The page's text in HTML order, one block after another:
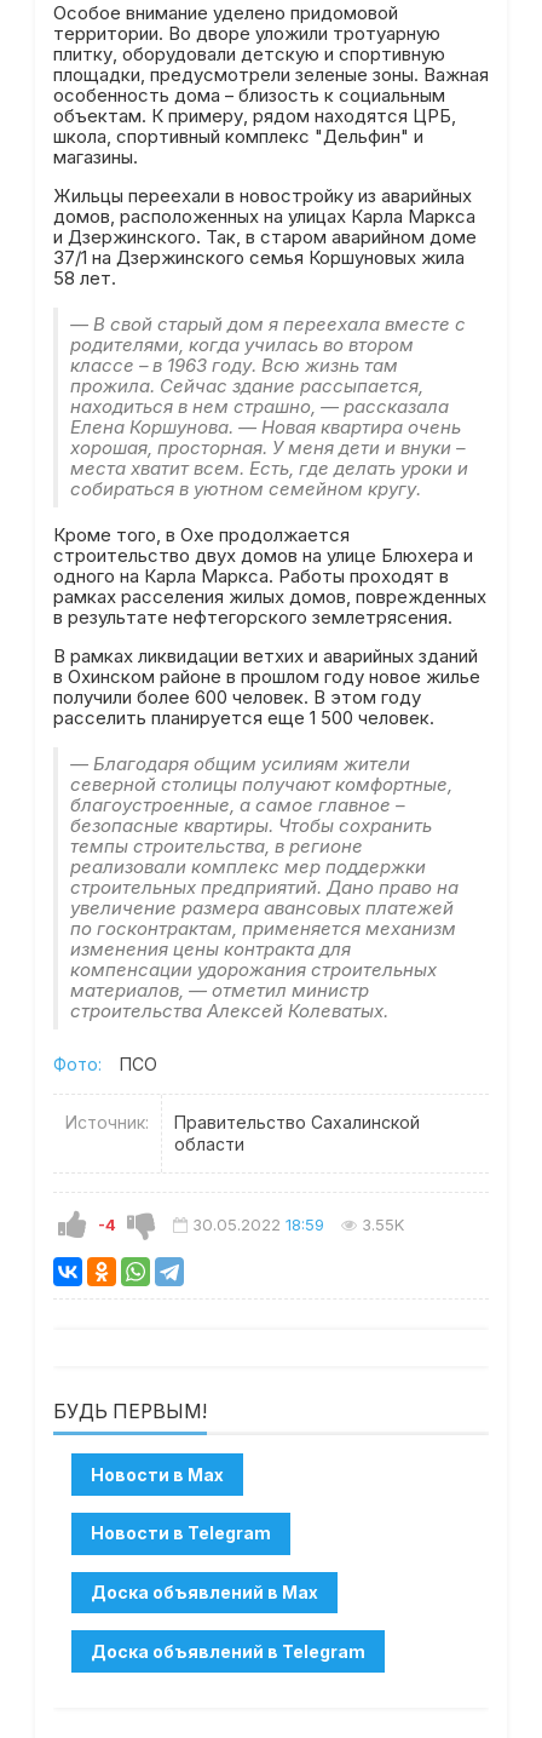
Особое внимание уделено придомовой
территории. Во дворе уложили тротуарную
плитку, оборудовали детскую и спортивную
площадки, предусмотрели зеленые зоны. Важная
особенность дома – близость к социальным
объектам. К примеру, рядом находятся ЦРБ,
школа, спортивный комплекс "Дельфин" и
магазины.
Жильцы переехали в новостройку из аварийных
домов, расположенных на улицах Карла Маркса
и Дзержинского. Так, в старом аварийном доме
37/1 на Дзержинского семья Коршуновых жила
58 лет.
— В свой старый дом я переехала вместе с
родителями, когда училась во втором
классе – в 1963 году. Всю жизнь там
прожила. Сейчас здание рассыпается,
находиться в нем страшно, — рассказала
Елена Коршунова. — Новая квартира очень
хорошая, просторная. У меня дети и внуки –
места хватит всем. Есть, где делать уроки и
собираться в уютном семейном кругу.
Кроме того, в Охе продолжается
строительство двух домов на улице Блюхера и
одного на Карла Маркса. Работы проходят в
рамках расселения жилых домов, поврежденных
в результате нефтегорского землетрясения.
В рамках ликвидации ветхих и аварийных зданий
в Охинском районе в прошлом году новое жилье
получили более 600 человек. В этом году
расселить планируется еще 1 500 человек.
— Благодаря общим усилиям жители
северной столицы получают комфортные,
благоустроенные, а самое главное –
безопасные квартиры. Чтобы сохранить
темпы строительства, в регионе
реализовали комплекс мер поддержки
строительных предприятий. Дано право на
увеличение размера авансовых платежей
по госконтрактам, применяется механизм
изменения цены контракта для
компенсации удорожания строительных
материалов, — отметил министр
строительства Алексей Колеватых.
Фото: ПСО
Источник:
Правительство Сахалинской
области
-4 30.05.2022 18:59 3.55K
БУДЬ ПЕРВЫМ!